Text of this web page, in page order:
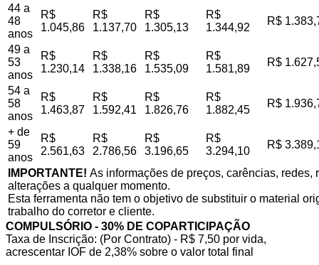
44 a
48
anos
R$
1.045,86
R$
1.137,70
R$
1.305,13
R$
1.344,92
R$
49 a
53
anos
R$
1.230,14
R$
1.338,16
R$
1.535,09
R$
1.581,89
R$
54 a
58
anos
R$
1.463,87
R$
1.592,41
R$
1.826,76
R$
1.882,45
R$
+ de
59
anos
R$
2.561,63
R$
2.786,56
R$
3.196,65
R$
3.294,10
R$
IMPORTANTE! As informações de preços, carências,
alterações a qualquer momento.
Esta ferramenta não tem o objetivo de substituir o material
trabalho do corretor e cliente.
COMPULSÓRIO - 30% DE COPARTICIPAÇÃO
Taxa de Inscrição: (Por Contrato) - R$ 7,50 por vida,
acrescentar IOF de 2,38% sobre o valor total final